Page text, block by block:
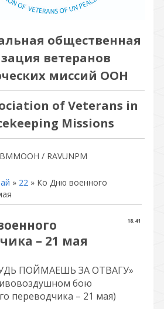
общественная
ветеранов
миссий ООН
of Veterans in
Missions
/ RAVUNPM
» 22 » Ко Дню военного
18:41
– 21 мая
ПОЙМАЕШЬ ЗА ОТВАГУ»
бою
переводчика – 21 мая)